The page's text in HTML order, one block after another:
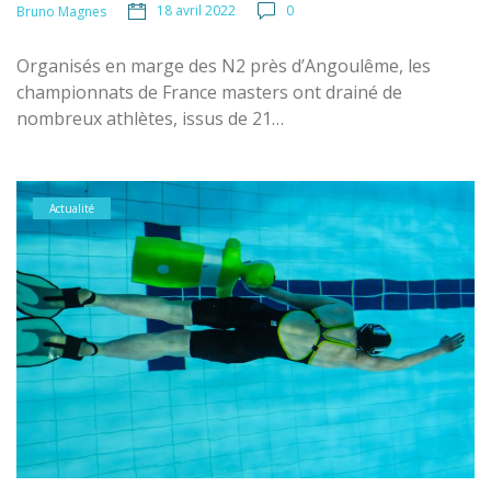
Bruno Magnes 18 avril 2022 0
Organisés en marge des N2 près d’Angoulême, les
championnats de France masters ont drainé de
nombreux athlètes, issus de 21…
Actualité